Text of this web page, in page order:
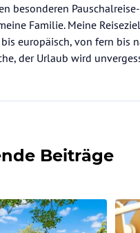
besonderen
Familie. Meine
europäisch, von fern bis
der Urlaub wird
Beiträge